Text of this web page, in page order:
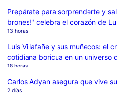
Prepárate para sorprenderte y
brones!" celebra el corazón de
13 horas
Luis Villafañe y sus muñecos: el
cotidiana boricua en un universo
18 horas
Carlos Adyan asegura que vive
2 días